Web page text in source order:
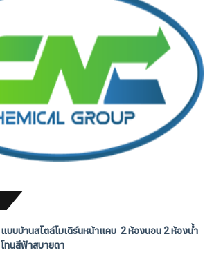
แบบบ้านสไตล์โมเดิร์นหน้าแคบ 2 ห้องนอน 2 ห้องน้ำ
โทนสีฟ้าสบายตา